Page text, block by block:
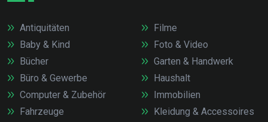
Antiquitäten
Baby & Kind
Bücher
Büro & Gewerbe
Computer & Zubehör
Fahrzeuge
Filme
Foto & Video
Garten & Handwerk
Haushalt
Immobilien
Kleidung & Accessoires